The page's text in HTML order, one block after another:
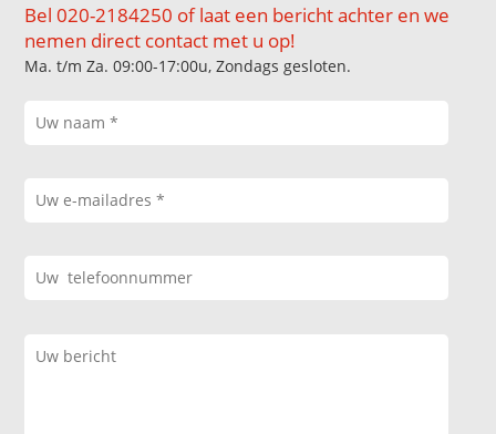
Bel 020-2184250 of laat een bericht achter en we
nemen direct contact met u op!
Ma. t/m Za. 09:00-17:00u, Zondags gesloten.